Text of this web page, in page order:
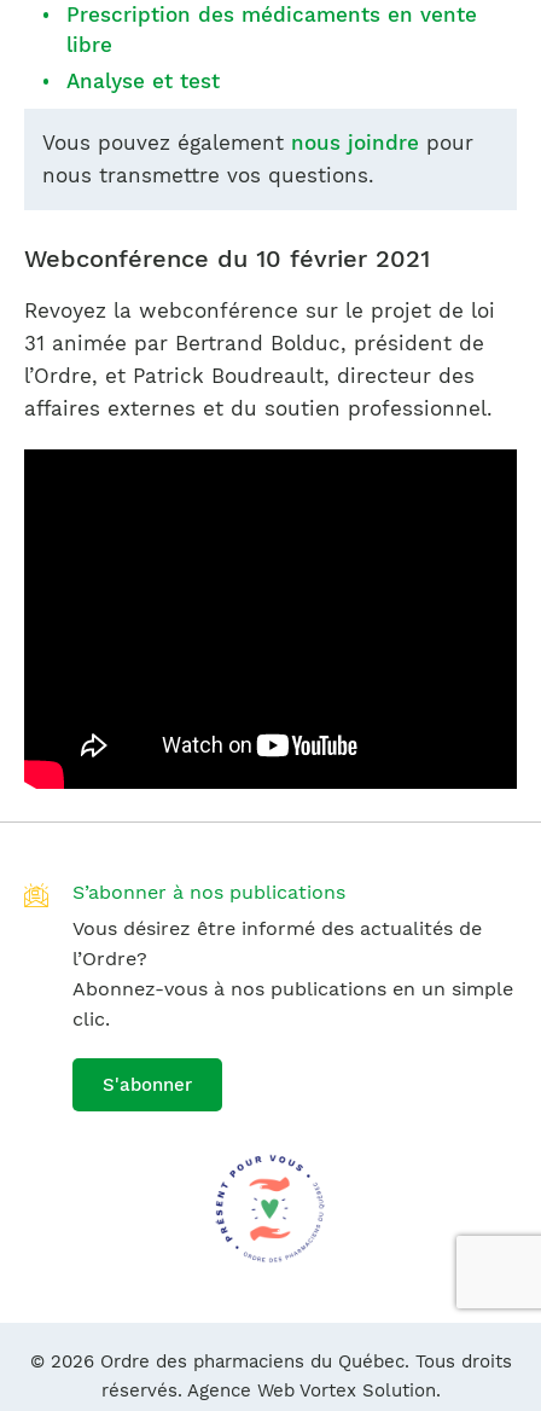
Prescription des médicaments en vente
libre
Analyse et test
Vous pouvez également nous joindre pour
nous transmettre vos questions.
Webconférence du 10 février 2021
Revoyez la webconférence sur le projet de loi
31 animée par Bertrand Bolduc, président de
l’Ordre, et Patrick Boudreault, directeur des
affaires externes et du soutien professionnel.
S’abonner à nos publications
Vous désirez être informé des actualités de
l’Ordre?
Abonnez-vous à nos publications en un simple
clic.
S'abonner
© 2026 Ordre des pharmaciens du Québec. Tous droits
réservés. Agence Web Vortex Solution.